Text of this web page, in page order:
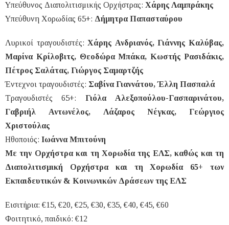
Υπεύθυνος Διαπολιτισμικής Ορχήστρας: Χάρης Λαμπράκης
Υπεύθυνη Χορωδίας 65+: Δήμητρα Παπασταύρου
Λυρικοί τραγουδιστές:Χάρης Ανδριανός, Γιάννης Καλύβας,
Μαρίνα Κρίλοβιτς, Θεοδώρα Μπάκα, Κωστής Ρασιδάκις,
Πέτρος Σαλάτας, Γιώργος Σαμαρτζής
Έντεχνοι τραγουδιστές: Σαβίνα Γιαννάτου, Έλλη Πασπαλά
Τραγουδιστές 65+: Γιόλα Αλεξοπούλου-Γασπαρινάτου,
Γαβριήλ Αντωνέλος, Λάζαρος Νέγκας, Γεώργιος
Χριστούλας
Ηθοποιός: Ιωάννα Μπιτούνη
Με την Ορχήστρα και τη Χορωδία της ΕΛΣ, καθώς και τη
Διαπολιτισμική Ορχήστρα και τη Χορωδία 65+ των
Εκπαιδευτικών & Κοινωνικών Δράσεων της ΕΛΣ
Εισιτήρια: €15, €20, €25, €30, €35, €40, €45, €60
Φοιτητικό, παιδικό: €12